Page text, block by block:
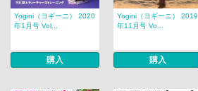
Yogini（ヨギーニ） 2020
年1月号 Vol...
購入
Yogini（ヨギーニ） 2019
年11月号 Vo...
購入